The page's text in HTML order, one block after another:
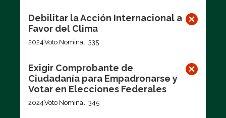
Debilitar la Acción Internacional a
Favor del Clima
2024Voto Nominal: 335
Exigir Comprobante de
Ciudadanía para Empadronarse y
Votar en Elecciones Federales
2024Voto Nominal: 345